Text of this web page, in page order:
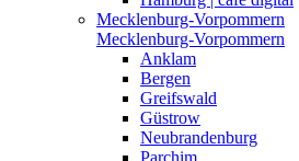
Mecklenburg-Vorpommern
Mecklenburg-Vorpommern
Anklam
Bergen
Greifswald
Güstrow
Neubrandenburg
Parchim